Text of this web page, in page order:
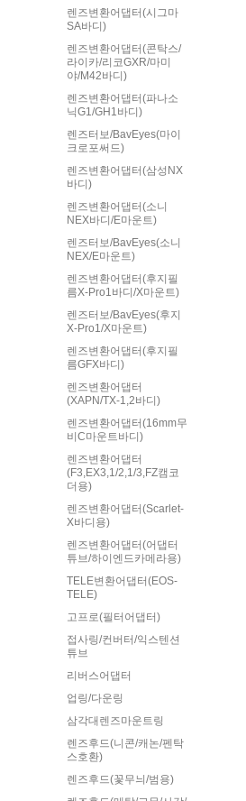
렌즈변환어댑터(시그마
SA바디)
렌즈변환어댑터(콘탁스/
라이카/리코GXR/마미
야/M42바디)
렌즈변환어댑터(파나소
닉G1/GH1바디)
렌즈터보/BavEyes(마이
크로포써드)
렌즈변환어댑터(삼성NX
바디)
렌즈변환어댑터(소니
NEX바디/E마운트)
렌즈터보/BavEyes(소니
NEX/E마운트)
렌즈변환어댑터(후지필
름X-Pro1바디/X마운트)
렌즈터보/BavEyes(후지
X-Pro1/X마운트)
렌즈변환어댑터(후지필
름GFX바디)
렌즈변환어댑터
(XAPN/TX-1,2바디)
렌즈변환어댑터(16mm무
비C마운트바디)
렌즈변환어댑터
(F3,EX3,1/2,1/3,FZ캠코
더용)
렌즈변환어댑터(Scarlet-
X바디용)
렌즈변환어댑터(어댑터
튜브/하이엔드카메라용)
TELE변환어댑터(EOS-
TELE)
고프로(필터어댑터)
접사링/컨버터/익스텐션
튜브
리버스어댑터
업링/다운링
삼각대렌즈마운트링
렌즈후드(니콘/캐논/펜탁
스호환)
렌즈후드(꽃무늬/범용)